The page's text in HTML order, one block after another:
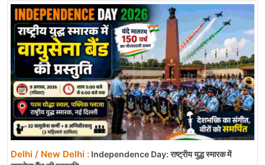
Delhi / New Delhi : Independence Day: राष्ट्रीय युद्ध स्मारक में